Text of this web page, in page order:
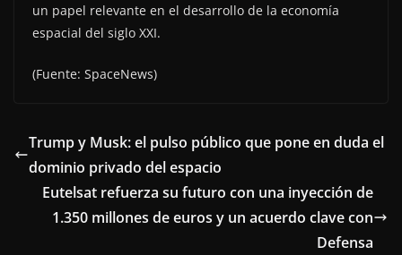
un papel relevante en el desarrollo de la economía
espacial del siglo XXI.
(Fuente: SpaceNews)
Trump y Musk: el pulso público que pone en duda el
dominio privado del espacio
Eutelsat refuerza su futuro con una inyección de
1.350 millones de euros y un acuerdo clave con
Defensa